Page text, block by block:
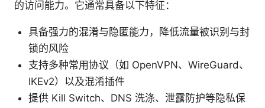
的访问能力。它通常具备以下特征：
具备强力的混淆与隐匿能力，降低流量被识别与封
锁的风险
支持多种常用协议（如 OpenVPN、WireGuard、
IKEv2）以及混淆插件
提供 Kill Switch、DNS 洗涤、泄露防护等隐私保